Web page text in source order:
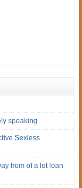
speaking
Sexless
from of a lot loan